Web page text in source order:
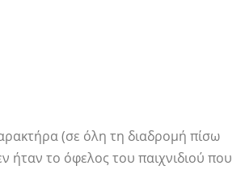
(σε όλη τη διαδρομή πίσω
ήταν το όφελος του παιχνιδιού που